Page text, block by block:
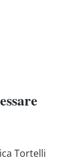
Tortelli